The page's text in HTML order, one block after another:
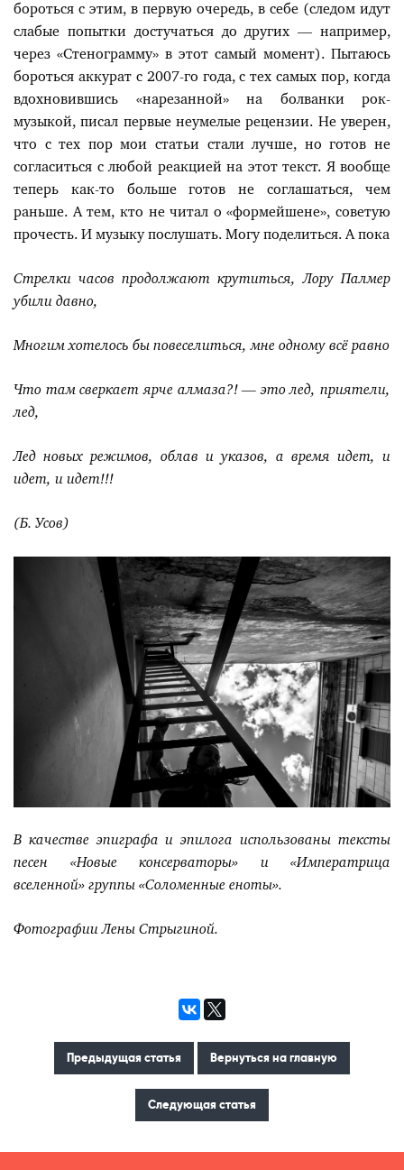
бороться с этим, в первую очередь, в себе (следом идут
слабые попытки достучаться до других — например,
через «Стенограмму» в этот самый момент). Пытаюсь
бороться аккурат с 2007-го года, с тех самых пор, когда
вдохновившись «нарезанной» на болванки рок-
музыкой, писал первые неумелые рецензии. Не уверен,
что с тех пор мои статьи стали лучше, но готов не
согласиться с любой реакцией на этот текст. Я вообще
теперь как-то больше готов не соглашаться, чем
раньше. А тем, кто не читал о «формейшене», советую
прочесть. И музыку послушать. Могу поделиться. А пока
Стрелки часов продолжают крутиться, Лору Палмер
убили давно,
Многим хотелось бы повеселиться, мне одному всё равно
Что там сверкает ярче алмаза?! — это лед, приятели,
лед,
Лед новых режимов, облав и указов, а время идет, и
идет, и идет!!!
(Б. Усов)
В качестве эпиграфа и эпилога использованы тексты
песен «Новые консерваторы» и «Императрица
вселенной» группы «Соломенные еноты».
Фотографии Лены Стрыгиной.
Предыдущая статья Вернуться на главную
Следующая статья